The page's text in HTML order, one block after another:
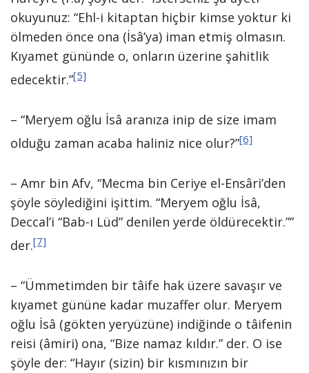
okuyunuz: “Ehl-i kitaptan hiçbir kimse yoktur ki
ölmeden önce ona (İsâ’ya) iman etmiş olmasın.
Kıyamet gününde o, onların üzerine şahitlik
edecektir.”[5]
– “Meryem oğlu İsâ aranıza inip de size imam
olduğu zaman acaba haliniz nice olur?”[6]
– Amr bin Afv, “Mecma bin Ceriye el-Ensâri’den
şöyle söylediğini işittim. “Meryem oğlu İsâ,
Deccal’i “Bab-ı Lüd” denilen yerde öldürecektir.””
der.[7]
– “Ümmetimden bir tâife hak üzere savaşır ve
kıyamet gününe kadar muzaffer olur. Meryem
oğlu İsâ (gökten yeryüzüne) indiğinde o tâifenin
reisi (âmiri) ona, “Bize namaz kıldır.” der. O ise
şöyle der: “Hayır (sizin) bir kısmınızın bir